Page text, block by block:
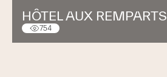
HÔTEL AUX REMPARTS
754